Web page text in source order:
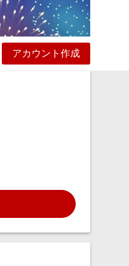
アカウント作成